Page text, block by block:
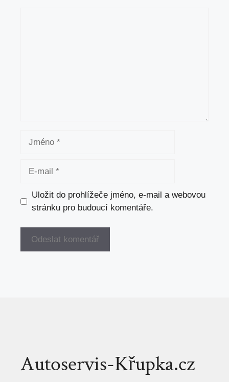
Jméno
Uložit do prohlížeče jméno, e-mail a webovou
stránku pro budoucí komentáře.
Autoservis-Křupka.cz